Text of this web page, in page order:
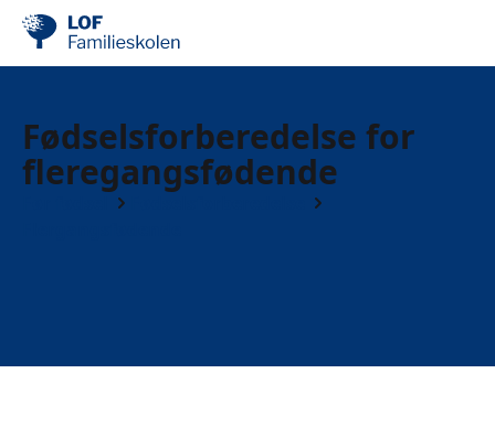
Fødselsforberedelse for
fleregangsfødende